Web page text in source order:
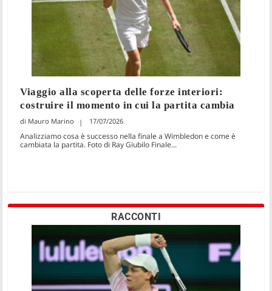
Viaggio alla scoperta delle forze interiori:
costruire il momento in cui la partita cambia
Mauro Marino 17/07/2026
Analizziamo cosa è successo nella finale a Wimbledon e come è
cambiata la partita. Foto di Ray Giubilo Finale...
RACCONTI